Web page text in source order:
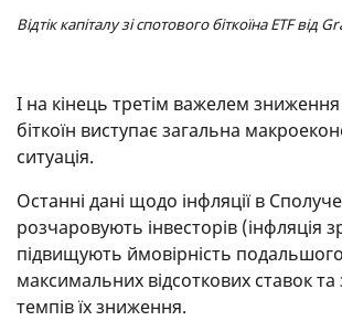
Відтік капіталу зі спотового біткоїна ETF від
І на кінець третім важелем
біткоїн виступає загальна
ситуація.
Останні дані щодо інфляції в
розчаровують інвесторів (інфляція
підвищують ймовірність
максимальних відсоткових ставок
темпів їх зниження.